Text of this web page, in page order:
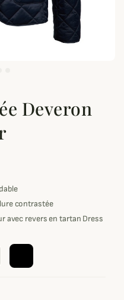
Deveron
contrastée
avec revers en tartan Dress